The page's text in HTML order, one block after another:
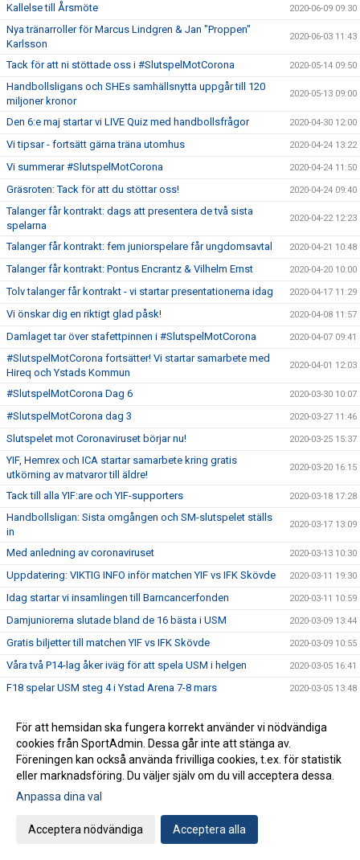
Kallelse till Årsmöte 2020-06-09 09:30
Nya tränarroller för Marcus Lindgren & Jan "Proppen"
Karlsson
2020-06-03 11:43
Tack för att ni stöttade oss i #SlutspelMotCorona 2020-05-14 09:50
Handbollsligans och SHEs samhällsnytta uppgår till 120
miljoner kronor
2020-05-13 09:00
Den 6:e maj startar vi LIVE Quiz med handbollsfrågor 2020-04-30 12:00
Vi tipsar - fortsätt gärna träna utomhus 2020-04-24 13:22
Vi summerar #SlutspelMotCorona 2020-04-24 11:50
Gräsroten: Tack för att du stöttar oss! 2020-04-24 09:40
Talanger får kontrakt: dags att presentera de två sista
spelarna
2020-04-22 12:23
Talanger får kontrakt: fem juniorspelare får ungdomsavtal 2020-04-21 10:48
Talanger får kontrakt: Pontus Encrantz & Vilhelm Ernst 2020-04-20 10:00
Tolv talanger får kontrakt - vi startar presentationerna idag 2020-04-17 11:29
Vi önskar dig en riktigt glad påsk! 2020-04-08 11:57
Damlaget tar över stafettpinnen i #SlutspelMotCorona 2020-04-07 09:41
#SlutspelMotCorona fortsätter! Vi startar samarbete med
Hireq och Ystads Kommun
2020-04-01 12:03
#SlutspelMotCorona Dag 6 2020-03-30 10:07
#SlutspelMotCorona dag 3 2020-03-27 11:46
Slutspelet mot Coronaviruset börjar nu! 2020-03-25 15:37
YIF, Hemrex och ICA startar samarbete kring gratis
utkörning av matvaror till äldre!
2020-03-20 16:15
Tack till alla YIF:are och YIF-supporters 2020-03-18 17:28
Handbollsligan: Sista omgången och SM-slutspelet ställs
in
2020-03-17 13:09
Med anledning av coronaviruset 2020-03-13 10:30
Uppdatering: VIKTIG INFO inför matchen YIF vs IFK Skövde 2020-03-11 19:30
Idag startar vi insamlingen till Barncancerfonden 2020-03-11 10:59
Damjuniorerna slutade bland de 16 bästa i USM 2020-03-09 13:44
Gratis biljetter till matchen YIF vs IFK Skövde 2020-03-09 10:55
Våra två P14-lag åker iväg för att spela USM i helgen 2020-03-05 16:41
F18 spelar USM steg 4 i Ystad Arena 7-8 mars 2020-03-05 13:48
USM: Motståndarlagen för våra 6 lag är satta 2020-02-26 16:28
Flick- och damhandbollens dag 15:e mars 2020-02-25 17:15
Välkommen till föreläsning med Allan Lundbladh 2020-02-24 13:39
Adam Wennerholm från YIF till HK Aranäs
Fem killar kallade till SHF:s riksläger
För att hemsidan ska fungera korrekt använder vi nödvändiga
cookies från SportAdmin. Dessa går inte att stänga av.
Föreningen kan också använda frivilliga cookies, t.ex. för statistik
eller marknadsföring. Du väljer själv om du vill acceptera dessa.
Anpassa dina val
Acceptera nödvändiga Acceptera alla